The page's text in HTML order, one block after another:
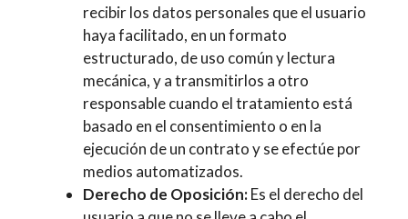
recibir los datos personales que el usuario
haya facilitado, en un formato
estructurado, de uso común y lectura
mecánica, y a transmitirlos a otro
responsable cuando el tratamiento está
basado en el consentimiento o en la
ejecución de un contrato y se efectúe por
medios automatizados.
Derecho de Oposición:Es el derecho del